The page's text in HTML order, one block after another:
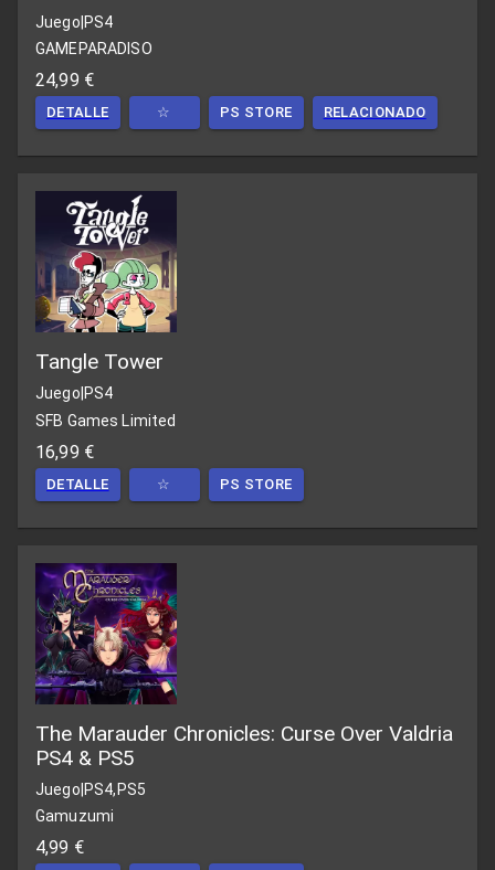
Juego|PS4
GAMEPARADISO
24,99 €
DETALLE ☆ PS STORE RELACIONADO
Tangle Tower
Juego PS4
SFB Games Limited
16,99 €
DETALLE ☆ PS STORE
The Marauder Chronicles: Curse Over Valdria
PS4 & PS5
Juego|PS4,PS5
Gamuzumi
4,99 €